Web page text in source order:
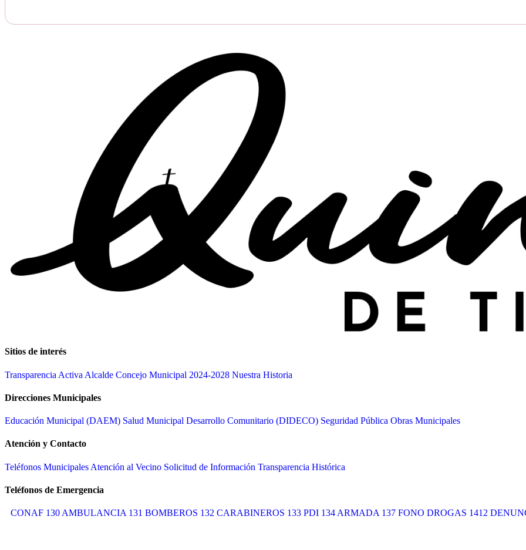
Sitios de interés
Transparencia Activa Alcalde Concejo Municipal 2024-2028 Nuestra Historia
Direcciones Municipales
Educación Municipal (DAEM) Salud Municipal Desarrollo Comunitario (DIDECO) Seguridad Pública Obras Municipales
Atención y Contacto
Teléfonos Municipales Atención al Vecino Solicitud de Información Transparencia Histórica
Teléfonos de Emergencia
CONAF 130 AMBULANCIA 131 BOMBEROS 132 CARABINEROS 133 PDI 134 ARMADA 137 FONO DROGAS 1412